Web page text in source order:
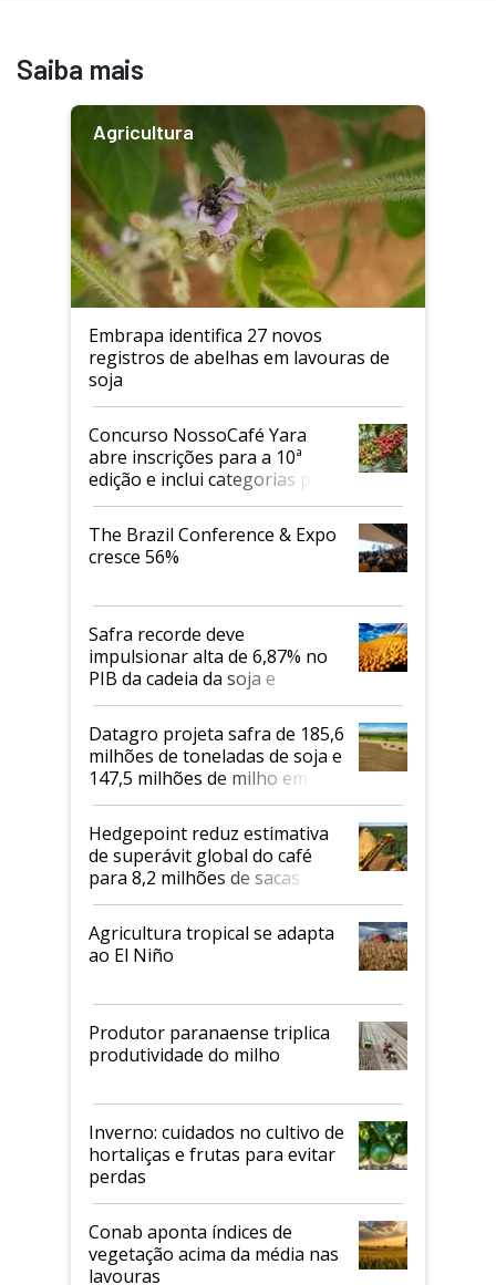
Saiba mais
Agricultura
Embrapa identifica 27 novos
registros de abelhas em lavouras de
soja
Concurso NossoCafé Yara
abre inscrições para a 10ª
edição e inclui categorias para
cafés Canephora
The Brazil Conference & Expo
cresce 56%
Safra recorde deve
impulsionar alta de 6,87% no
PIB da cadeia da soja e
biodiesel em 2026
Datagro projeta safra de 185,6
milhões de toneladas de soja e
147,5 milhões de milho em
2026/27
Hedgepoint reduz estimativa
de superávit global do café
para 8,2 milhões de sacas
Agricultura tropical se adapta
ao El Niño
Produtor paranaense triplica
produtividade do milho
Inverno: cuidados no cultivo de
hortaliças e frutas para evitar
perdas
Conab aponta índices de
vegetação acima da média nas
lavouras